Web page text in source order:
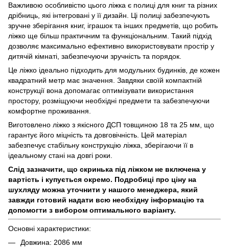
Важливою особливістю цього ліжка є полиці для книг та різних
дрібниць, які інтегровані у її дизайн. Ці полиці забезпечують
зручне зберігання книг, іграшок та інших предметів, що робить
ліжко ще більш практичним та функціональним. Такий підхід
дозволяє максимально ефективно використовувати простір у
дитячій кімнаті, забезпечуючи зручність та порядок.
Це ліжко ідеально підходить для модульних будинків, де кожен
квадратний метр має значення. Завдяки своїй компактній
конструкції вона допомагає оптимізувати використання
простору, розміщуючи необхідні предмети та забезпечуючи
комфортне проживання.
Виготовлено ліжко з якісного ДСП товщиною 18 та 25 мм, що
гарантує його міцність та довговічність. Цей матеріал
забезпечує стабільну конструкцію ліжка, зберігаючи її в
ідеальному стані на довгі роки.
Слід зазначити, що скринька під ліжком не включена у
вартість і купується окремо. Подробиці про ціну на
шухляду можна уточнити у нашого менеджера, який
завжди готовий надати всю необхідну інформацію та
допомогти з вибором оптимального варіанту.
Основні характеристики:
Довжина: 2086 мм